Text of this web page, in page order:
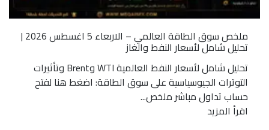
ملخص سوق الطاقة العالمي – الاربعاء 5 اغسطس 2026 |
تحليل شامل لأسعار النفط والغاز
تحليل شامل لأسعار النفط العالمية WTI وBrent وتأثيرات
التوترات الجيوسياسية على سوق الطاقة: اضغط هنا لفتح
حساب تداول مباشر ملخص...
اقرأ المزيد